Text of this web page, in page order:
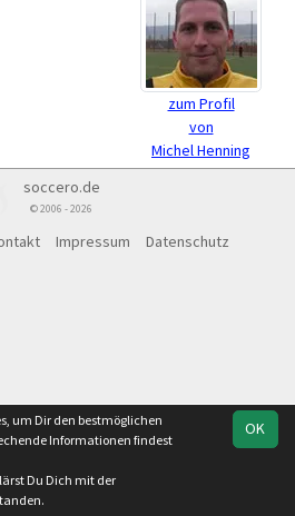
zum Profil
von
Michel Henning
soccero.de
© 2006 - 2026
Impressum Datenschutz
OK
um Dir den bestmöglichen
Informationen findest
Du Dich mit der